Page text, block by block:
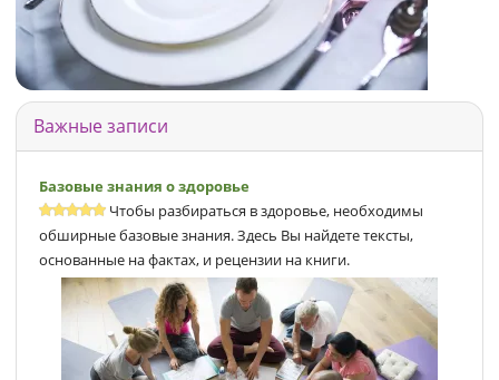
Важные записи
Базовые знания о здоровье
Чтобы разбираться в здоровье, необходимы
обширные базовые знания. Здесь Вы найдете тексты,
основанные на фактах, и рецензии на книги.